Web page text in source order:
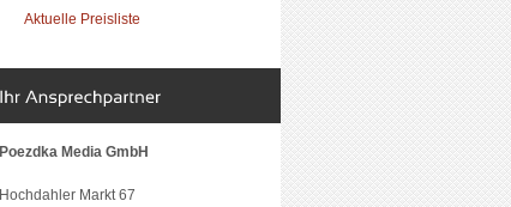
Aktuelle Preisliste
Poezdka Media GmbH
Hochdahler Markt 67